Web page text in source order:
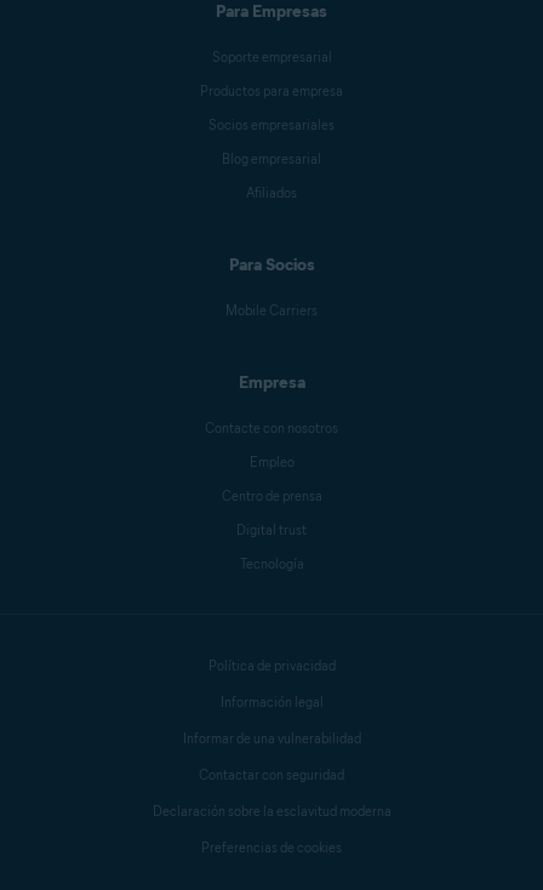
Para Empresas
Soporte empresarial
Productos para empresa
Socios empresariales
Blog empresarial
Afiliados
Para Socios
Mobile Carriers
Empresa
Contacte con nosotros
Empleo
Centro de prensa
Digital trust
Tecnología
Política de privacidad
Información legal
Informar de una vulnerabilidad
Contactar con seguridad
Declaración sobre la esclavitud moderna
Preferencias de cookies